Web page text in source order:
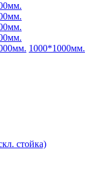
1000*1000мм.
стойка)